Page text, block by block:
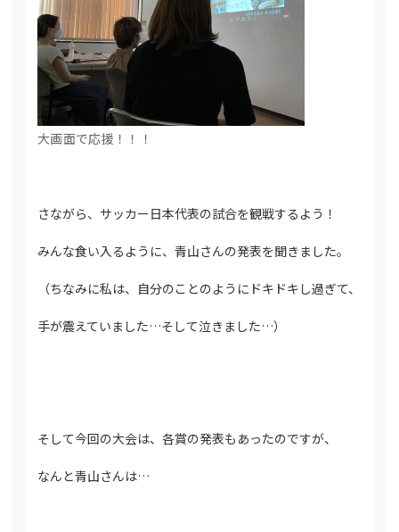
大画面で応援！！！
さながら、サッカー日本代表の試合を観戦するよう！
みんな食い入るように、青山さんの発表を聞きました。
（ちなみに私は、自分のことのようにドキドキし過ぎて、
手が震えていました…そして泣きました…）
そして今回の大会は、各賞の発表もあったのですが、
なんと青山さんは…